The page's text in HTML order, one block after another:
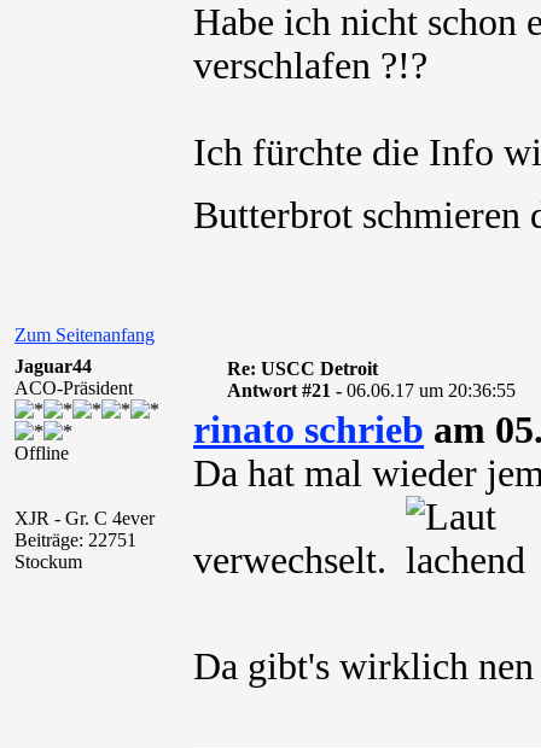
Habe ich nicht schon
verschlafen ?!?
Ich fürchte die Info
Butterbrot schmieren
Zum Seitenanfang
Jaguar44
ACO-Präsident
Offline
XJR - Gr. C 4ever
Beiträge: 22751
Stockum
Re: USCC Detroit
Antwort #21 - 06.06.17 um 20:36:55
rinato schrieb am
Da hat mal wieder
verwechselt.
Da gibt's wirklich